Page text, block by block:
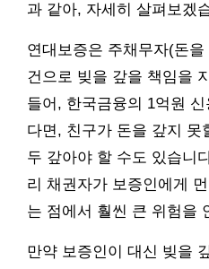
과 같아, 자세히 살펴보겠
연대보증은 주채무자(돈
건으로 빚을 갚을 책임을
들어, 한국금융의 1억원
다면, 친구가 돈을 갚지 못
두 갚아야 할 수도 있습니
리 채권자가 보증인에게
는 점에서 훨씬 큰 위험을
만약 보증인이 대신 빚을